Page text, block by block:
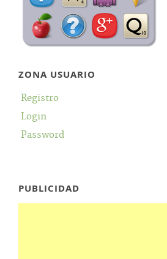
ZONA USUARIO
Registro
Login
Password
PUBLICIDAD